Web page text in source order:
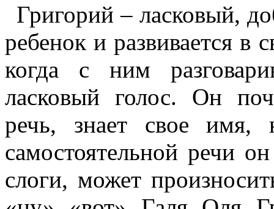
Григорий – ласковый,
ребенок и развивается в
когда с ним
ласковый голос. Он
речь, знает свое имя,
самостоятельной речи
слоги, может